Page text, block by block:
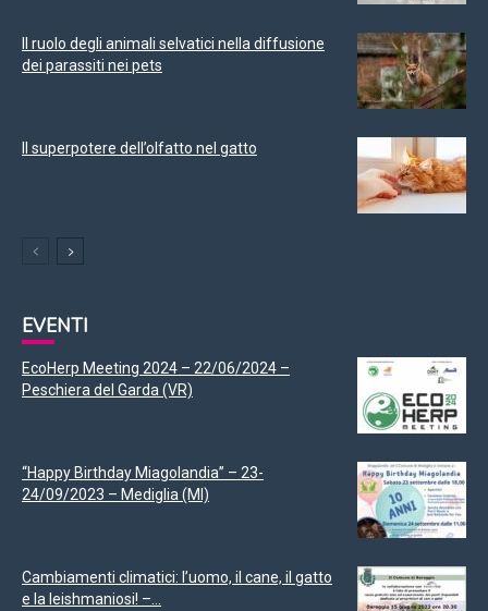
Il ruolo degli animali selvatici nella diffusione
dei parassiti nei pets
Il superpotere dell’olfatto nel gatto
EVENTI
EcoHerp Meeting 2024 – 22/06/2024 –
Peschiera del Garda (VR)
“Happy Birthday Miagolandia” – 23-
24/09/2023 – Mediglia (MI)
Cambiamenti climatici: l’uomo, il cane, il gatto
e la leishmaniosi! –...